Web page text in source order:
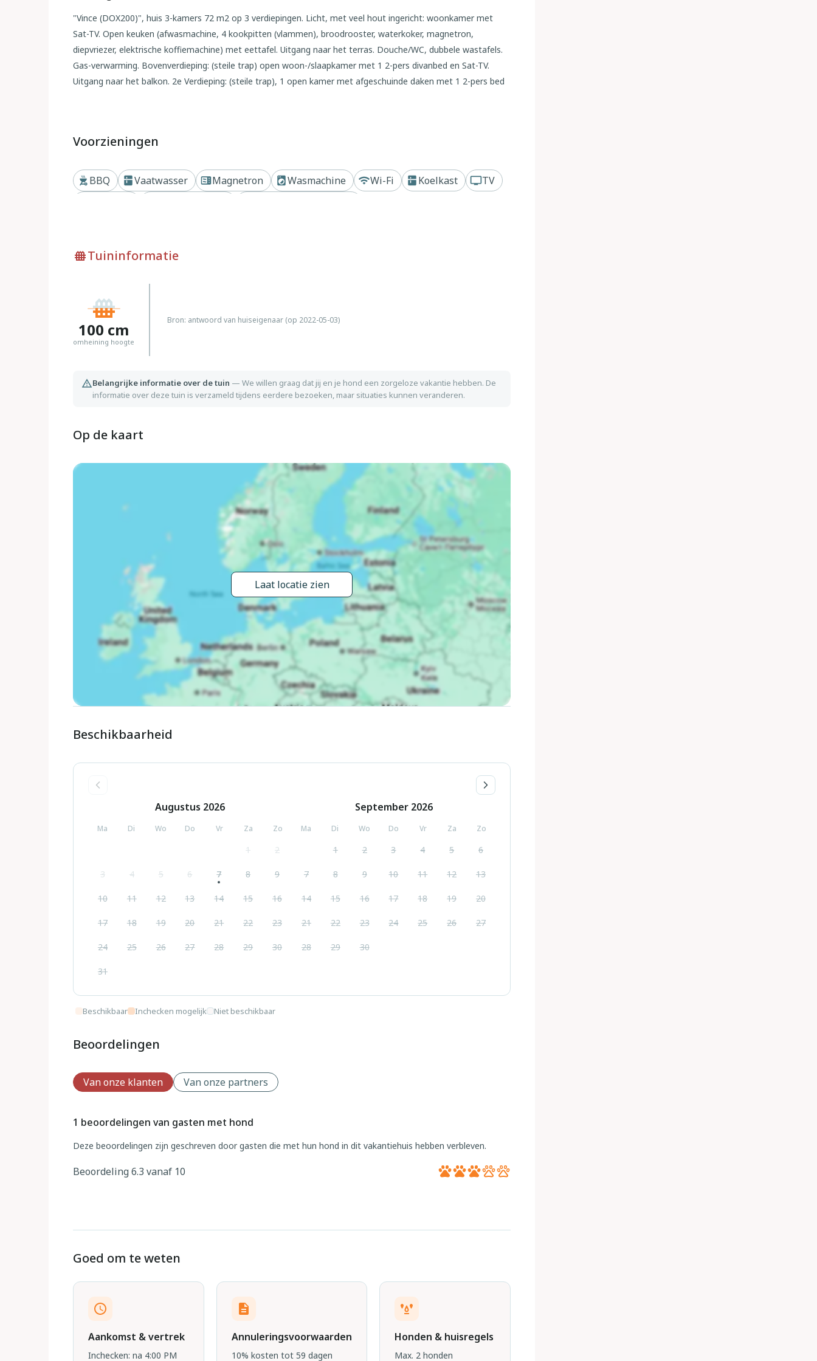
"Vince (DOX200)", huis 3-kamers 72 m2 op 3 verdiepingen. Licht, met veel hout ingericht: woonkamer met
Sat-TV. Open keuken (afwasmachine, 4 kookpitten (vlammen), broodrooster, waterkoker, magnetron,
diepvriezer, elektrische koffiemachine) met eettafel. Uitgang naar het terras. Douche/WC, dubbele wastafels.
Gas-verwarming. Bovenverdieping: (steile trap) open woon-/slaapkamer met 1 2-pers divanbed en Sat-TV.
Uitgang naar het balkon. 2e Verdieping: (steile trap), 1 open kamer met afgeschuinde daken met 1 2-pers bed
Eengezinswoning "Vince", vrijstaand, gerenoveerd in 2014. 230 m van het centrum van Dorio, 4 km van het
supermarkt 10 km, bushalte 350 m, treinstation "Dorio" 200 m, kiezelstrand 10 m. Spoorweg 5 m van het
huis.
Voorzieningen
BBQ Vaatwasser Magnetron Wasmachine Wi-Fi Koelkast
TV
Tuininformatie
100 cm
omheining hoogte
Bron: antwoord van huiseigenaar (op 2022-05-03)
Belangrijke informatie over de tuin — We willen graag dat jij en je hond een zorgeloze vakantie hebben. De
informatie over deze tuin is verzameld tijdens eerdere bezoeken, maar situaties kunnen veranderen.
Op de kaart
Laat locatie zien
Beschikbaarheid
Augustus 2026
Ma Di Wo Do Vr Za Zo
1 2
3 4 5 6 7 8 9
10 11 12 13 14 15 16
17 18 19 20 21 22 23
24 25 26 27 28 29 30
31
September 2026
Ma Di Wo Do Vr Za Zo
1 2 3 4 5 6
7 8 9 10 11 12 13
14 15 16 17 18 19 20
21 22 23 24 25 26 27
28 29 30
Beschikbaar Inchecken mogelijk Niet beschikbaar
Beoordelingen
Van onze klanten Van onze partners
1 beoordelingen van gasten met hond
Deze beoordelingen zijn geschreven door gasten die met hun hond in dit vakantiehuis hebben verbleven.
Beoordeling 6.3 vanaf 10
Goed om te weten
Aankomst & vertrek
Inchecken: na 4:00 PM
Annuleringsvoorwaarden
10% kosten tot 59 dagen
Honden & huisregels
Max. 2 honden